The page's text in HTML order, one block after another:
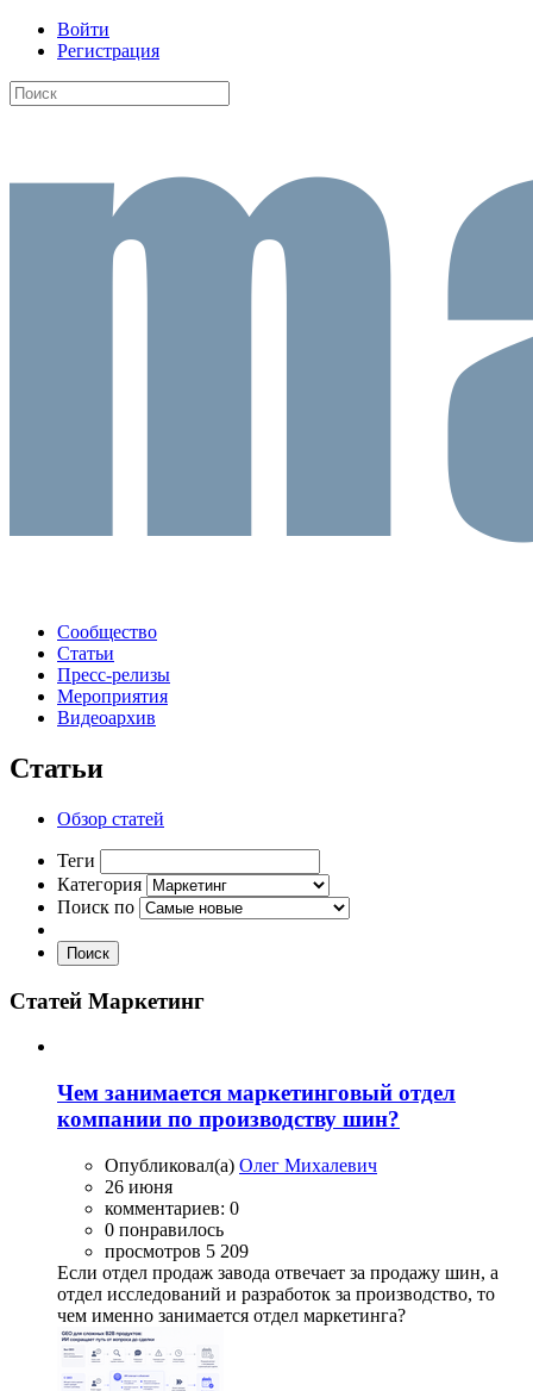
Войти
Регистрация
Сообщество
Статьи
Пресс-релизы
Мероприятия
Видеоархив
Статьи
Обзор статей
Теги
Категория
Поиск по
Поиск
Статей Маркетинг
Чем занимается маркетинговый отдел
компании по производству шин?
Опубликовал(а) Олег Михалевич
26 июня
комментариев: 0
0 понравилось
просмотров 5 209
Если отдел продаж завода отвечает за продажу шин, а
отдел исследований и разработок за производство, то
чем именно занимается отдел маркетинга?